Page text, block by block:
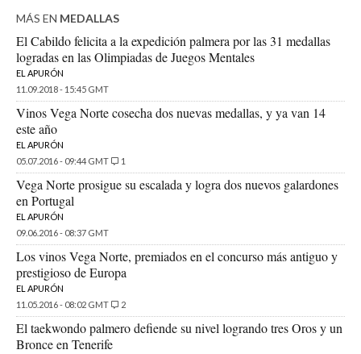
MÁS EN MEDALLAS
El Cabildo felicita a la expedición palmera por las 31 medallas
logradas en las Olimpiadas de Juegos Mentales
EL APURÓN
11.09.2018 - 15:45 GMT
Vinos Vega Norte cosecha dos nuevas medallas, y ya van 14
este año
EL APURÓN
05.07.2016 - 09:44 GMT
1
Vega Norte prosigue su escalada y logra dos nuevos galardones
en Portugal
EL APURÓN
09.06.2016 - 08:37 GMT
Los vinos Vega Norte, premiados en el concurso más antiguo y
prestigioso de Europa
EL APURÓN
11.05.2016 - 08:02 GMT
2
El taekwondo palmero defiende su nivel logrando tres Oros y un
Bronce en Tenerife